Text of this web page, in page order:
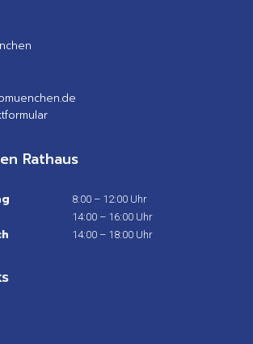
Rathaus
8:00 – 12:00 Uhr
14:00 – 16:00 Uhr
14:00 – 18:00 Uhr